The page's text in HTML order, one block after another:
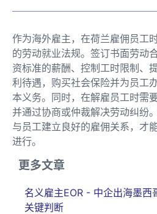
作为海外雇主，在荷兰雇佣员工
的劳动就业法规。签订书面劳动
资标准的薪酬、控制工时限制、
利待遇，购买社会保险并为员工
本义务。同时，在解雇员工时需
并通过协商或仲裁解决劳动纠纷
与员工建立良好的雇佣关系，才
进行。
更多文章
名义雇主EOR - 中企出海墨西
关键判断